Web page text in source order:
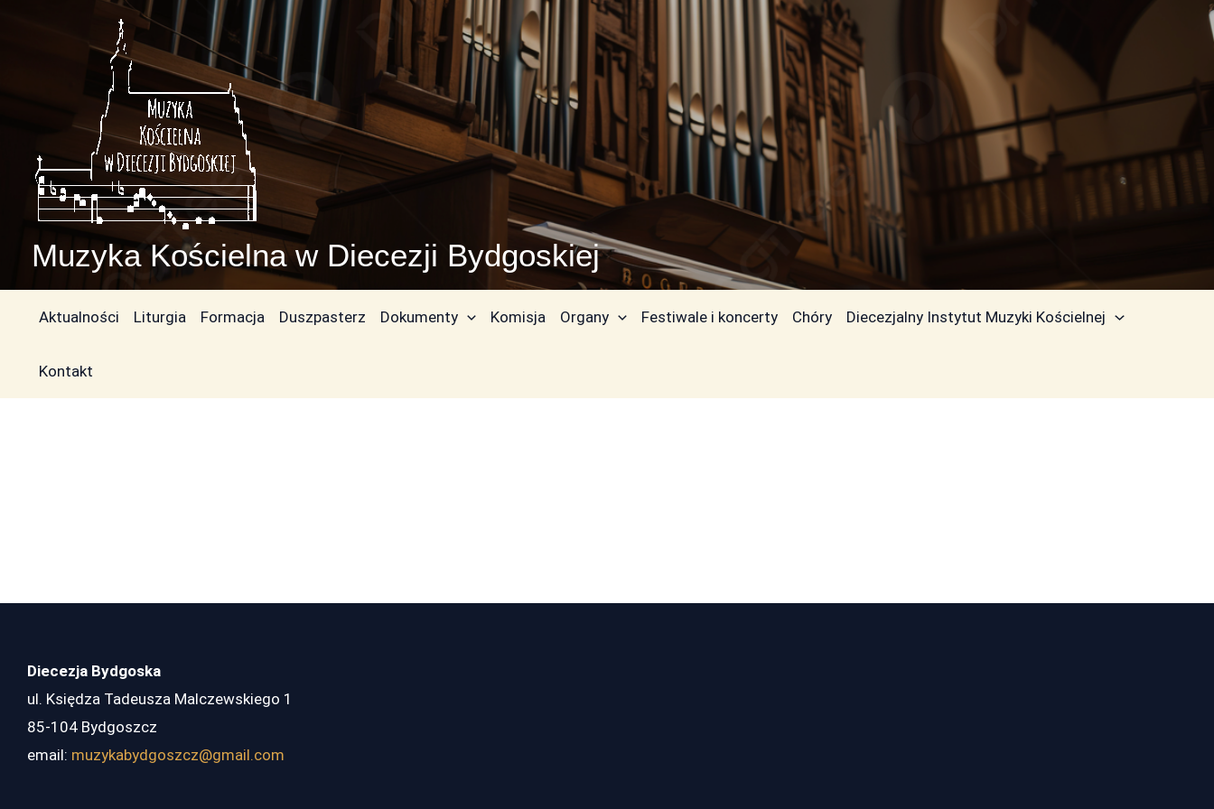
Muzyka Kościelna w Diecezji Bydgoskiej
Aktualności Liturgia Formacja Duszpasterz Dokumenty Komisja Organy Festiwale i koncerty Chóry Diecezjalny Instytut Muzyki Kościelnej
Kontakt
Diecezja Bydgoska
ul. Księdza Tadeusza Malczewskiego 1
85-104 Bydgoszcz
email: muzykabydgoszcz@gmail.com